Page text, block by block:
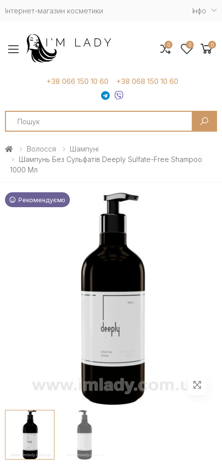
Інтернет-магазин косметики Iнфо
Toggle mobile menu
+38 066 150 10 60 +38 068 150 10 60
Search
0 0 0
Волосся
Шампуні
Шампунь Без Сульфатів Deeply Sulfate-Free Shampoo
1000 Мл
Рекомендуємо